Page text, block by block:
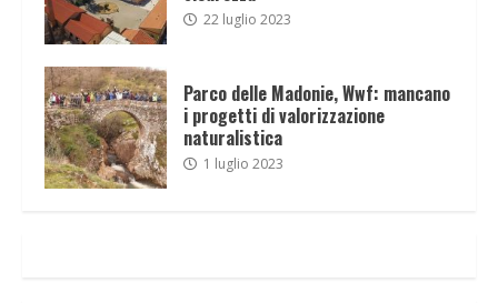
22 luglio 2023
Parco delle Madonie, Wwf: mancano
i progetti di valorizzazione
naturalistica
1 luglio 2023